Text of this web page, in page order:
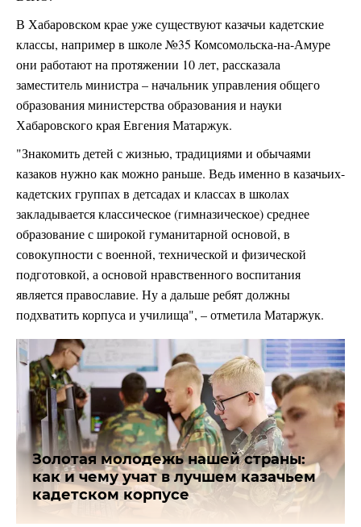
В Хабаровском крае уже существуют казачьи кадетские
классы, например в школе №35 Комсомольска-на-Амуре
они работают на протяжении 10 лет, рассказала
заместитель министра – начальник управления общего
образования министерства образования и науки
Хабаровского края Евгения Матаржук.
"Знакомить детей с жизнью, традициями и обычаями
казаков нужно как можно раньше. Ведь именно в казачьих-
кадетских группах в детсадах и классах в школах
закладывается классическое (гимназическое) среднее
образование с широкой гуманитарной основой, в
совокупности с военной, технической и физической
подготовкой, а основой нравственного воспитания
является православие. Ну а дальше ребят должны
подхватить корпуса и училища", – отметила Матаржук.
Золотая молодежь нашей страны:
как и чему учат в лучшем казачьем
кадетском корпусе